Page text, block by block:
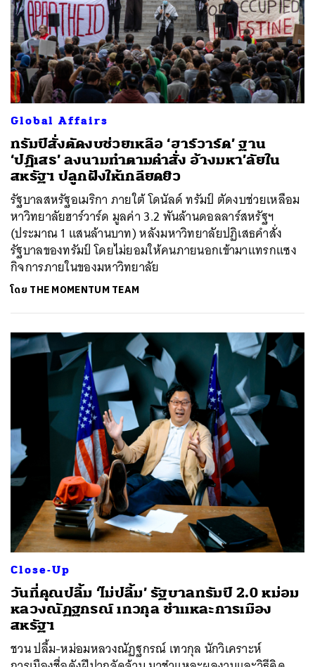
Global Affairs
ทรัมป์สั่งตัดงบช่วยเหลือ ‘ฮาร์วาร์ด’ ฐาน
‘ปฏิเสธ’ ลงนามทำตามคำสั่ง อ้างมหา’ลัยใน
สหรัฐฯ ปลูกฝังให้เกลียดยิว
รัฐบาลสหรัฐอเมริกา ภายใต้ โดนัลด์ ทรัมป์ ตัดงบช่วยเหลือม
หาวิทยาลัยฮาร์วาร์ด มูลค่า 3.2 พันล้านดอลลาร์สหรัฐฯ
(ประมาณ 1 แสนล้านบาท) หลังมหาวิทยาลัยปฏิเสธคำสั่ง
รัฐบาลของทรัมป์ โดยไม่ยอมให้คนภายนอกเข้ามาแทรกแซง
กิจการภายในของมหาวิทยาลัย
โดย THE MOMENTUM TEAM
Close-Up
วันที่คุณปลื้ม ‘ไม่ปลื้ม’ รัฐบาลทรัมป์ 2.0 หม่อม
หลวงณัฏฐกรณ์ เทวกุล ชำแหละการเมือง
สหรัฐฯ
ชวน ปลื้ม-หม่อมหลวงณัฏฐกรณ์ เทวกุล นักวิเคราะห์